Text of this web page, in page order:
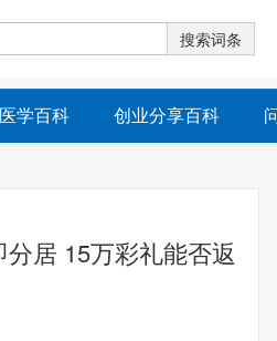
医学百科 创业分享百科
分居 15万彩礼能否返